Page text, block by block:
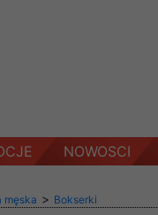
NOWOSCI
męska > Bokserki